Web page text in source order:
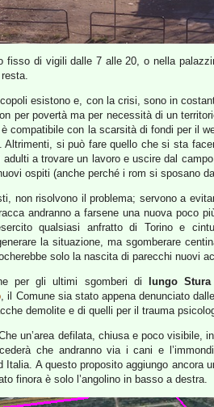
fisso di vigili dalle 7 alle 20, o nella
esistono e, con la crisi, sono in
per povertà ma per necessità di un
compatibile con la scarsità di fondi per il
Altrimenti, si può fare quello che si sta
a trovare un lavoro e uscire dal
ospiti (anche perché i rom si sposano
non risolvono il problema; servono a
andranno a farsene una nuova poco
qualsiasi anfratto di Torino e
la situazione, ma sgomberare
solo la nascita di parecchi nuovi
per gli ultimi sgomberi di
lungo
, il Comune sia stato appena denunciato
demolite e di quelli per il trauma
un’area defilata, chiusa e poco
che andranno via i cani e
Italia. A questo proposito aggiungo ancora
finora è solo l’angolino in basso a destra.